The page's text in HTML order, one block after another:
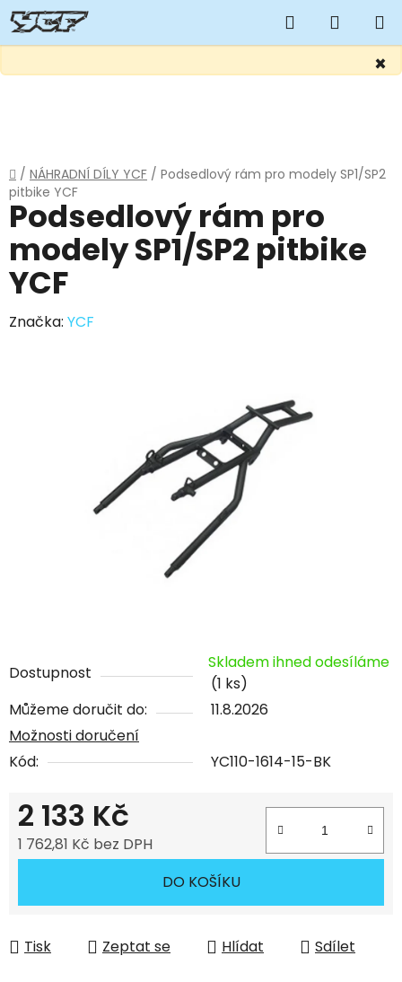
×
Hledat
KOŠÍK
Domů
/ NÁHRADNÍ DÍLY YCF / Podsedlový rám pro modely SP1/SP2
pitbike YCF
Dostupnost
Skladem ihned odesíláme
(1 ks)
Můžeme doručit do:
11.8.2026
Možnosti doručení
Kód:
YC110-1614-15-BK
2 133 Kč
1 762,81 Kč bez DPH
DO KOŠÍKU
Tisk Zeptat se Hlídat Sdílet
Podsedlový rám pro
modely SP1/SP2 pitbike
YCF
Značka: YCF